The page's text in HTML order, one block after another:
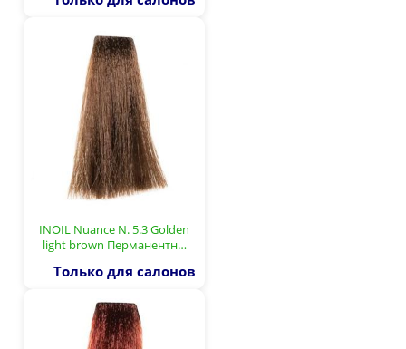
INOIL Nuance N. 5.3 Golden
light brown Перманентн…
Только для салонов